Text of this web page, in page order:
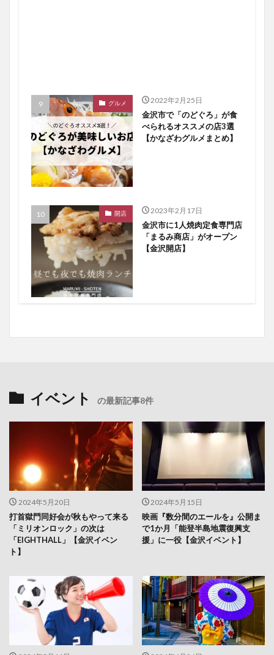
グルメ 2022年2月25日
金沢市で「のどぐろ」が食
べられるオススメの店3選
【かなざわグルメまとめ】
開店 2023年2月17日
金沢市に1人焼肉定食専門店
「まるみ商店」がオープン
【金沢開店】
イベント の最新記事8件
2024年5月20日
打首獄門同好会が秋もやって来る
「ミリオンロック」の次は
「EIGHTHALL」【金沢イベン
ト】
2024年5月15日
映画『数分間のエールを』公開ま
で1か月「能登半島地震復興支
援」に一役【金沢イベント】